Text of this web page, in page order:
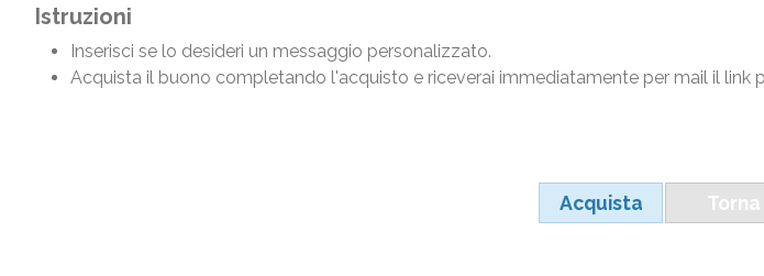
Istruzioni
Inserisci se lo desideri un messaggio personalizzato.
Acquista il buono completando l'acquisto e riceverai immediatamente per mail il link
Acquista